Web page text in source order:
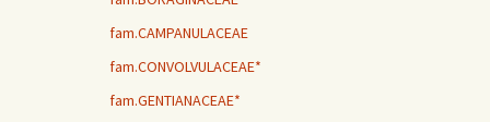
fam.CAMPANULACEAE
fam.CONVOLVULACEAE*
fam.GENTIANACEAE*